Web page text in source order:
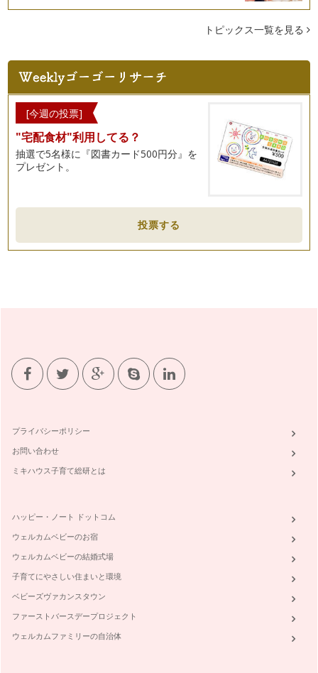
トピックス一覧を見る
[今週の投票]
"宅配食材"利用してる？
抽選で5名様に『図書カード500円分』を
プレゼント。
投票する
プライバシーポリシー
お問い合わせ
ミキハウス子育て総研とは
ハッピー・ノート ドットコム
ウェルカムベビーのお宿
ウェルカムベビーの結婚式場
子育てにやさしい住まいと環境
ベビーズヴァカンスタウン
ファーストバースデープロジェクト
ウェルカムファミリーの自治体